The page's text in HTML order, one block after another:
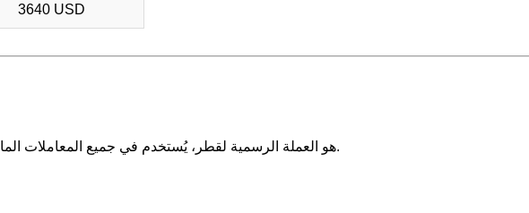
3640 USD
الريال القطري (QAR) هو العملة الرسمية لقطر، يُستخدم في جميع المعاملات المالية داخل البلاد.